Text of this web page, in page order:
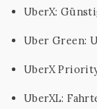
UberX:
Uber Green:
UberX
UberXL: